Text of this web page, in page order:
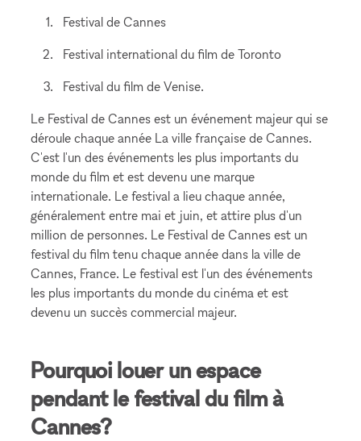
Festival de Cannes
Festival international du film de Toronto
Festival du film de Venise.
Le Festival de Cannes est un événement majeur qui se
déroule chaque année La ville française de Cannes.
C'est l'un des événements les plus importants du
monde du film et est devenu une marque
internationale. Le festival a lieu chaque année,
généralement entre mai et juin, et attire plus d'un
million de personnes. Le Festival de Cannes est un
festival du film tenu chaque année dans la ville de
Cannes, France. Le festival est l'un des événements
les plus importants du monde du cinéma et est
devenu un succès commercial majeur.
Pourquoi louer un espace
pendant le festival du film à
Cannes?